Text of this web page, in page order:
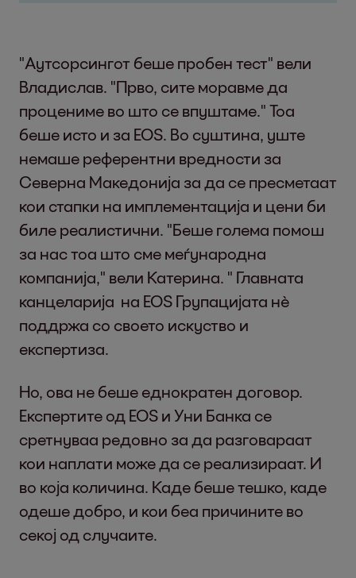
"Аутсорсингот беше пробен тест" вели
Владислав. "Прво, сите моравме да
процениме во што се впуштаме." Тоа
беше исто и за EOS. Во суштина, уште
немаше референтни вредности за
Северна Македонија за да се пресметаат
кои стапки на имплементација и цени би
биле реалистични. "Беше голема помош
за нас тоа што сме меѓународна
компанија," вели Катерина. " Главната
канцеларија на EOS Групацијата нѐ
поддржа со своето искуство и
експертиза.
Но, ова не беше еднократен договор.
Експертите од EOS и Уни Банка се
сретнуваа редовно за да разговараат
кои наплати може да се реализираат. И
во која количина. Каде беше тешко, каде
одеше добро, и кои беа причините во
секој од случаите.